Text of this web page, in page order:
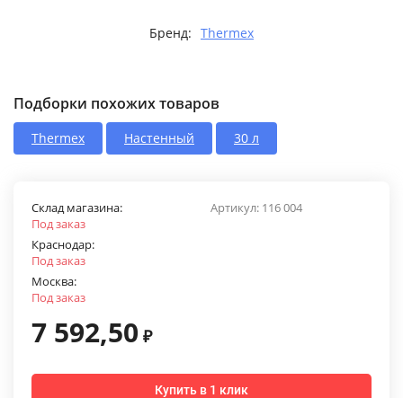
Бренд: Thermex
Подборки похожих товаров
Thermex Настенный 30 л
Артикул: 116 004
Склад магазина:
Под заказ
Краснодар:
Под заказ
Москва:
Под заказ
7 592,50 ₽
Купить в 1 клик